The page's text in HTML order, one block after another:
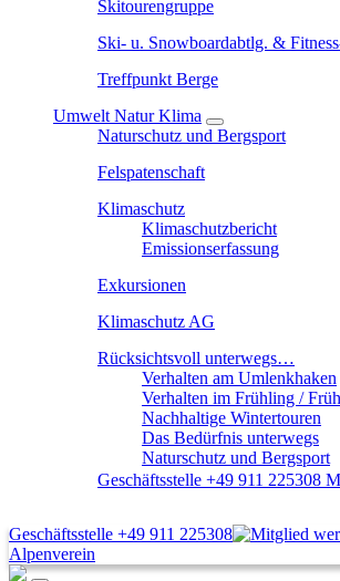
Skitourengruppe
Ski- u. Snowboardabtlg. &
Treffpunkt Berge
Umwelt Natur Klima
Naturschutz und Bergsport
Felspatenschaft
Klimaschutz
Klimaschutzbericht
Emissionserfassung
Exkursionen
Klimaschutz AG
Rücksichtsvoll unterwegs…
Verhalten am Umlenkhaken
Verhalten im Frühling /
Nachhaltige Wintertouren
Das Bedürfnis unterwegs
Naturschutz und Bergsport
Geschäftsstelle +49 911 225308
Geschäftsstelle +49 911 225308
Alpenverein